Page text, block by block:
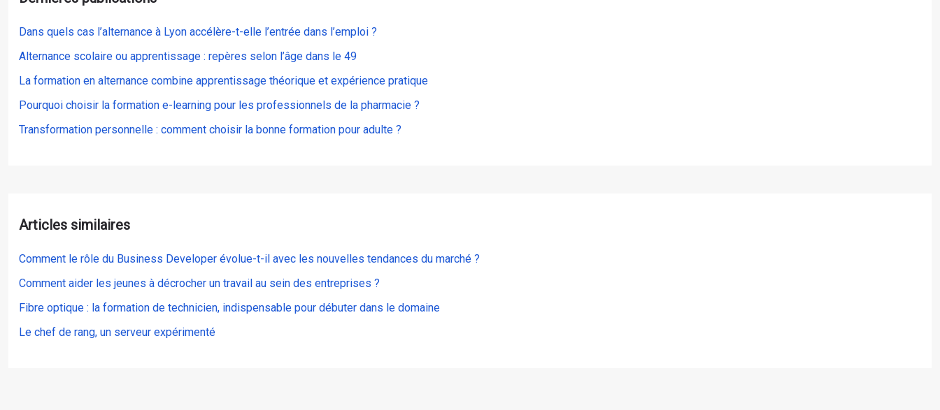
Dans quels cas l’alternance à Lyon accélère-t-elle l’entrée dans l’emploi ?
Alternance scolaire ou apprentissage : repères selon l’âge dans le 49
La formation en alternance combine apprentissage théorique et expérience pratique
Pourquoi choisir la formation e-learning pour les professionnels de la pharmacie ?
Transformation personnelle : comment choisir la bonne formation pour adulte ?
Articles similaires
Comment le rôle du Business Developer évolue-t-il avec les nouvelles tendances du marché ?
Comment aider les jeunes à décrocher un travail au sein des entreprises ?
Fibre optique : la formation de technicien, indispensable pour débuter dans le domaine
Le chef de rang, un serveur expérimenté